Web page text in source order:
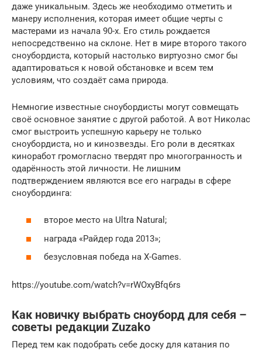
даже уникальным. Здесь же необходимо отметить и
манеру исполнения, которая имеет общие черты с
мастерами из начала 90-х. Его стиль рождается
непосредственно на склоне. Нет в мире второго такого
сноубордиста, который настолько виртуозно смог бы
адаптироваться к новой обстановке и всем тем
условиям, что создаёт сама природа.
Немногие известные сноубордисты могут совмещать
своё основное занятие с другой работой. А вот Николас
смог выстроить успешную карьеру не только
сноубордиста, но и кинозвезды. Его роли в десятках
киноработ громогласно твердят про многогранность и
одарённость этой личности. Не лишним
подтверждением являются все его награды в сфере
сноубординга:
второе место на Ultra Natural;
награда «Райдер года 2013»;
безусловная победа на X-Games.
https://youtube.com/watch?v=rWOxyBfq6rs
Как новичку выбрать сноуборд для себя –
советы редакции Zuzako
Перед тем как подобрать себе доску для катания по